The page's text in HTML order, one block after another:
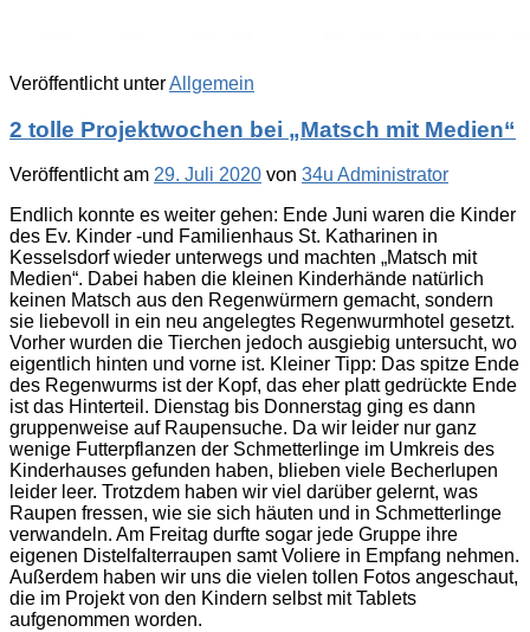
Veröffentlicht unterAllgemein
2 tolle Projektwochen bei „Matsch mit Medien“
Veröffentlicht am 29. Juli 2020 von 34u Administrator
Endlich konnte es weiter gehen: Ende Juni waren die Kinder
des Ev. Kinder -und Familienhaus St. Katharinen in
Kesselsdorf wieder unterwegs und machten „Matsch mit
Medien“. Dabei haben die kleinen Kinderhände natürlich
keinen Matsch aus den Regenwürmern gemacht, sondern
sie liebevoll in ein neu angelegtes Regenwurmhotel gesetzt.
Vorher wurden die Tierchen jedoch ausgiebig untersucht, wo
eigentlich hinten und vorne ist. Kleiner Tipp: Das spitze Ende
des Regenwurms ist der Kopf, das eher platt gedrückte Ende
ist das Hinterteil. Dienstag bis Donnerstag ging es dann
gruppenweise auf Raupensuche. Da wir leider nur ganz
wenige Futterpflanzen der Schmetterlinge im Umkreis des
Kinderhauses gefunden haben, blieben viele Becherlupen
leider leer. Trotzdem haben wir viel darüber gelernt, was
Raupen fressen, wie sie sich häuten und in Schmetterlinge
verwandeln. Am Freitag durfte sogar jede Gruppe ihre
eigenen Distelfalterraupen samt Voliere in Empfang nehmen.
Außerdem haben wir uns die vielen tollen Fotos angeschaut,
die im Projekt von den Kindern selbst mit Tablets
aufgenommen worden.